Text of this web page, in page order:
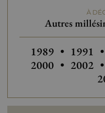
À
Autres
Autres
1989 • Autres
1991 •
2000 • Autres
2002 •